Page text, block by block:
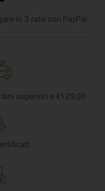
in 3 rate con PayPal
superiori a €129,00